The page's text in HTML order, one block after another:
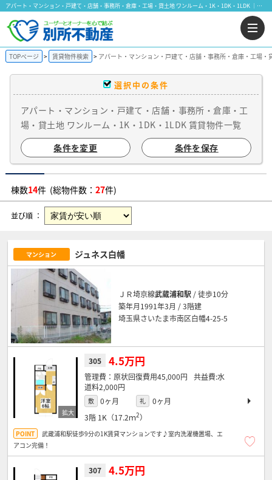
アパート・マンション・戸建て・店舗・事務所・倉庫・工場・貸土地 ワンルーム・1K・1DK・1LDK ｜賃貸物件一覧｜株式会社 別所不動産
TOPページ 賃貸物件検索 アパート・マンション・戸建て・店舗・事務所・倉庫・工場
選択中の条件
アパート・マンション・戸建て・店舗・事務所・倉庫・工
場・貸土地 ワンルーム・1K・1DK・1LDK 賃貸物件一覧
条件を変更
条件を保存
棟数14件 (総物件数： 27件)
並び順 ：
マンション ジュネス白幡
ＪＲ埼京線武蔵浦和駅 / 徒歩10分
築年月1991年3月 / 3階建
埼玉県さいたま市南区白幡4-25-5
305 4.5万円
原状回復費用45,000円
水
道料2,000円
敷 0ヶ月 礼
0ヶ月
3階 1K（17.2ｍ2）
武蔵浦和駅徒歩9分の1K賃貸マンションです♪室内洗濯機置場、エ
アコン完備！
307 4.5万円